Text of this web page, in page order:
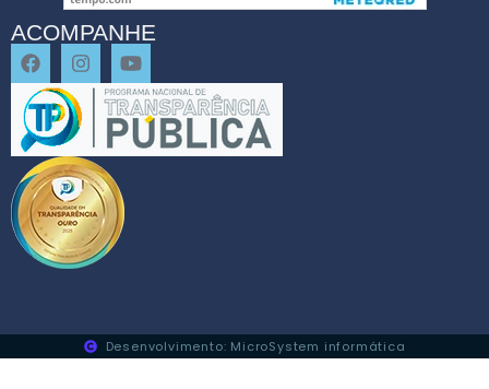
ACOMPANHE
Desenvolvimento: MicroSystem informática